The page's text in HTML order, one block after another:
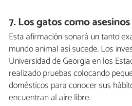
7. Los gatos como
Esta afirmación sonará un tanto
mundo animal así sucede. Los
Universidad de Georgia en los
realizado pruebas colocando
domésticos para conocer sus
encuentran al aire libre.